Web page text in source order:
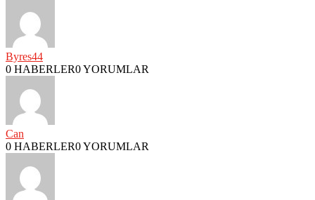
Byres44
0 HABERLER0 YORUMLAR
Can
0 HABERLER0 YORUMLAR